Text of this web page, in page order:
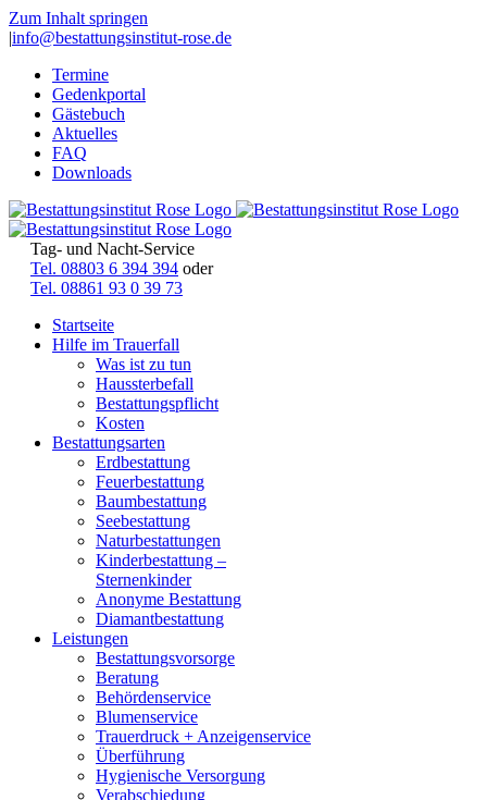
Zum Inhalt springen
|info@bestattungsinstitut-rose.de
Termine
Gedenkportal
Gästebuch
Aktuelles
FAQ
Downloads
Tag- und Nacht-Service
Tel. 08803 6 394 394 oder
Tel. 08861 93 0 39 73
Startseite
Hilfe im Trauerfall
Was ist zu tun
Haussterbefall
Bestattungspflicht
Kosten
Bestattungsarten
Erdbestattung
Feuerbestattung
Baumbestattung
Seebestattung
Naturbestattungen
Kinderbestattung –
Sternenkinder
Anonyme Bestattung
Diamantbestattung
Leistungen
Bestattungsvorsorge
Beratung
Behördenservice
Blumenservice
Trauerdruck + Anzeigenservice
Überführung
Hygienische Versorgung
Verabschiedung